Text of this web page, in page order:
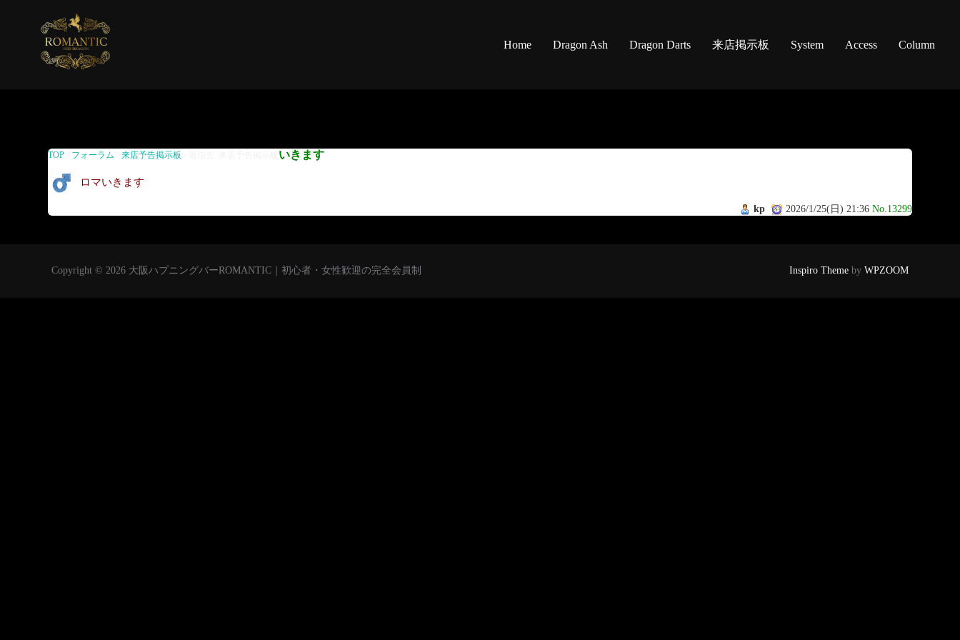
Home Dragon Ash Dragon Darts 来店掲示板 System Access Column
返信先: 来店予告掲示板
TOP フォーラム 来店予告掲示板 いきます
ロマいきます
kp 2026/1/25(日) 21:36 No.13299
Copyright © 2026 大阪ハプニングバーROMANTIC｜初心者・女性歓迎の完全会員制 Inspiro Theme by WPZOOM